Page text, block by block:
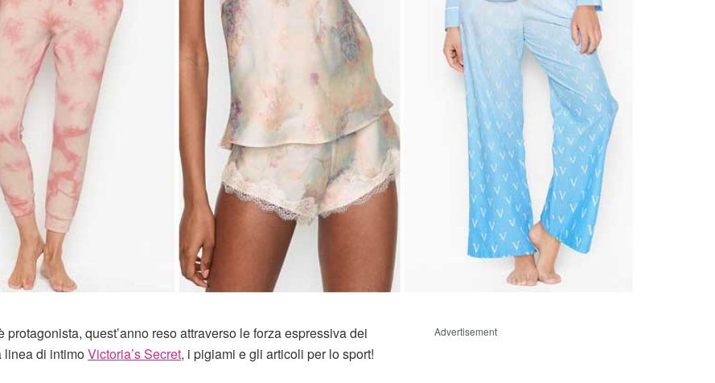
quest’anno reso attraverso le forza espressiva dei
linea di intimoVictoria’s Secret, i pigiami e gli articoli per lo sport!
Advertisement